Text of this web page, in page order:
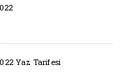
Yaz Tarifesi